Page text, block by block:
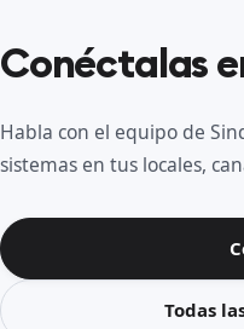
Conéctalas
Habla con el equipo de
sistemas en tus locales,
Todas